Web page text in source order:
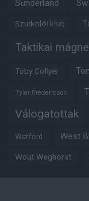
Sunderland
Szurkolói klub
Taktikai
Toby Collyer
Tyler Fredericson
Válogatottak
Watford West
Wout Weghorst